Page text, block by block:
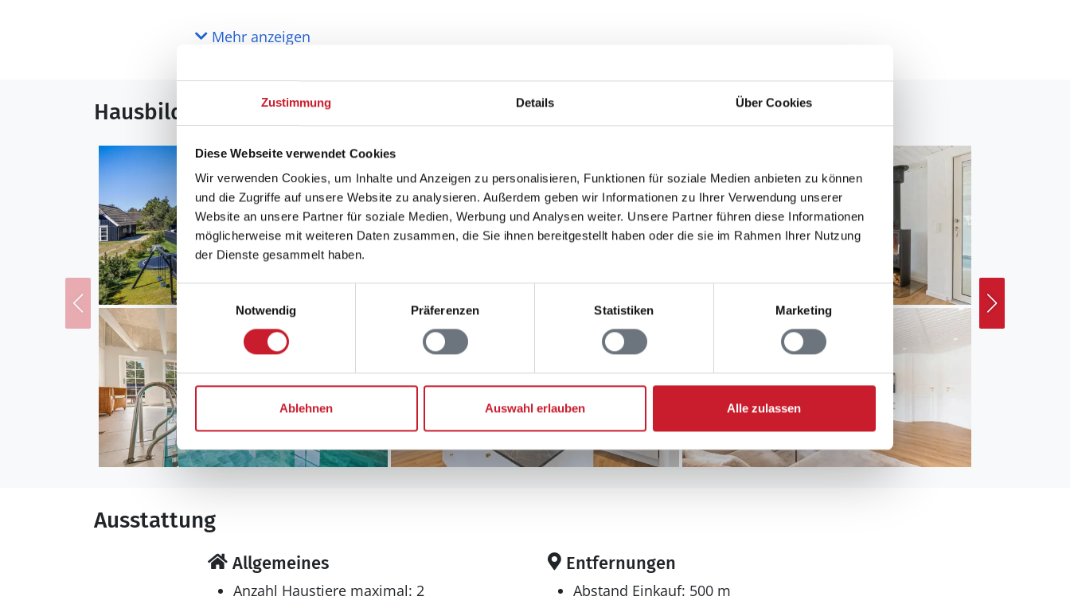
Zustimmung Details Über Cookies
Diese Webseite verwendet Cookies
Wir verwenden Cookies, um Inhalte und Anzeigen zu personalisieren, Funktionen für soziale Medien anbieten zu können
und die Zugriffe auf unsere Website zu analysieren. Außerdem geben wir Informationen zu Ihrer Verwendung unserer
Website an unsere Partner für soziale Medien, Werbung und Analysen weiter. Unsere Partner führen diese Informationen
möglicherweise mit weiteren Daten zusammen, die Sie ihnen bereitgestellt haben oder die sie im Rahmen Ihrer Nutzung
der Dienste gesammelt haben.
Einwilligungsauswahl
Notwendig
Präferenzen Statistiken Marketing
Ablehnen Auswahl erlauben Alle zulassen
Mehr anzeigen
Hausbilder
Ausstattung
Allgemeines
Anzahl Haustiere maximal: 2
Entfernungen
Abstand Einkauf: 500 m